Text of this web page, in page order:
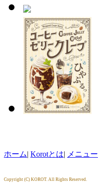
ホーム| Korotとは| メニュー
Copyright (C) KOROT. All Rights Reserved.